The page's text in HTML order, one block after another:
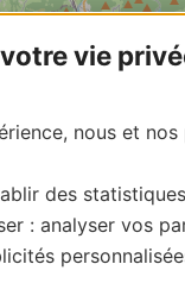
vie
nous et
des
: analyser vos